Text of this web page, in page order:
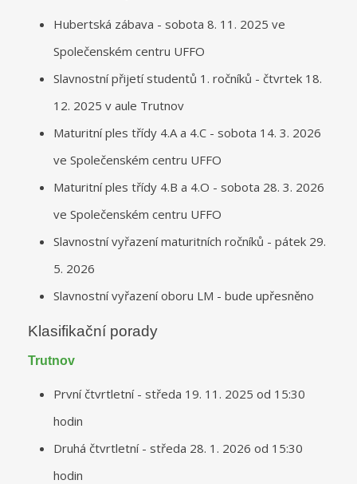
Hubertská zábava - sobota 8. 11. 2025 ve
Společenském centru UFFO
Slavnostní přijetí studentů 1. ročníků - čtvrtek 18.
12. 2025 v aule Trutnov
Maturitní ples třídy 4.A a 4.C - sobota 14. 3. 2026
ve Společenském centru UFFO
Maturitní ples třídy 4.B a 4.O - sobota 28. 3. 2026
ve Společenském centru UFFO
Slavnostní vyřazení maturitních ročníků - pátek 29.
5. 2026
Slavnostní vyřazení oboru LM - bude upřesněno
Klasifikační porady
Trutnov
První čtvrtletní - středa 19. 11. 2025 od 15:30
hodin
Druhá čtvrtletní - středa 28. 1. 2026 od 15:30
hodin